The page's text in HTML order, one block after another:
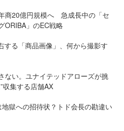
商20億円規模へ 急成長中の「セ
ORIBA」のEC戦略
する「商品画像」、何から撮影す
ない。ユナイテッドアローズが挑
収集する店舗AX
獄への招待状？トド会長の勘違い